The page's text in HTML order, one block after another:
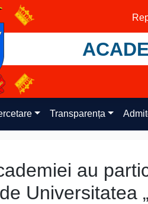
Transparența
au
Universitatea